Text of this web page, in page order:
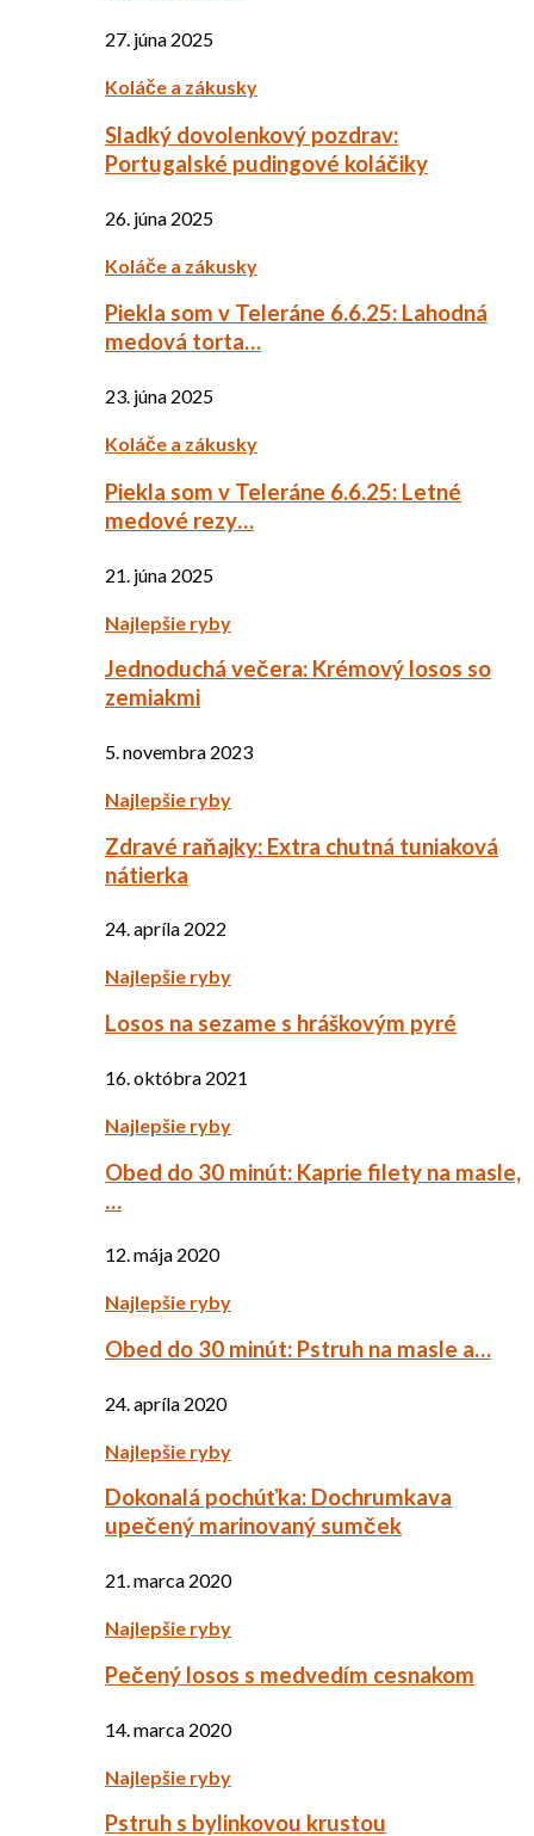
27. júna 2025
Koláče a zákusky
Sladký dovolenkový pozdrav:
Portugalské pudingové koláčiky
26. júna 2025
Koláče a zákusky
Piekla som v Teleráne 6.6.25: Lahodná
medová torta…
23. júna 2025
Koláče a zákusky
Piekla som v Teleráne 6.6.25: Letné
medové rezy…
21. júna 2025
Najlepšie ryby
Jednoduchá večera: Krémový losos so
zemiakmi
5. novembra 2023
Najlepšie ryby
Zdravé raňajky: Extra chutná tuniaková
nátierka
24. apríla 2022
Najlepšie ryby
Losos na sezame s hráškovým pyré
16. októbra 2021
Najlepšie ryby
Obed do 30 minút: Kaprie filety na masle,
…
12. mája 2020
Najlepšie ryby
Obed do 30 minút: Pstruh na masle a…
24. apríla 2020
Najlepšie ryby
Dokonalá pochúťka: Dochrumkava
upečený marinovaný sumček
21. marca 2020
Najlepšie ryby
Pečený losos s medvedím cesnakom
14. marca 2020
Najlepšie ryby
Pstruh s bylinkovou krustou